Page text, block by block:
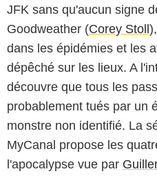
JFK sans qu'aucun signe
Goodweather (Corey Stoll
dans les épidémies et les
dépêché sur les lieux. A
découvre que tous les
probablement tués par un
monstre non identifié. La
MyCanal propose les
l'apocalypse vue par